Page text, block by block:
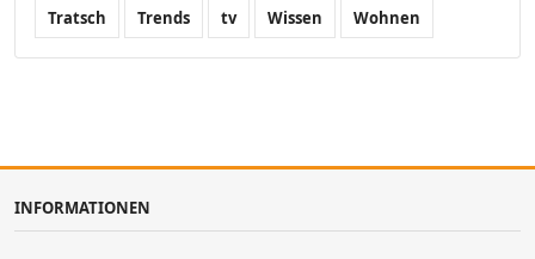
Tratsch
Trends tv Wissen Wohnen
INFORMATIONEN